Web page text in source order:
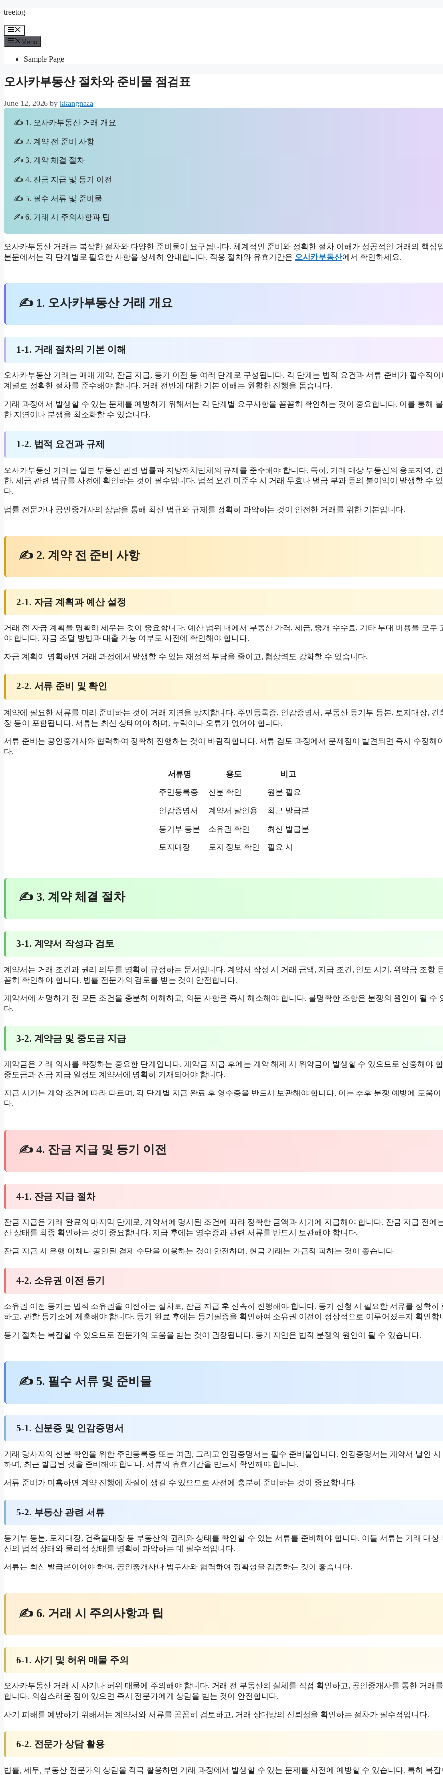
Skip
content
treetog
Menu
Menu
Sample Page
오사카부동산 절차와 준비물 점검표
June 12, 2026 by kkangnaaa
✍ 1. 오사카부동산 거래 개요
✍ 2. 계약 전 준비 사항
✍ 3. 계약 체결 절차
✍ 4. 잔금 지급 및 등기 이전
✍ 5. 필수 서류 및 준비물
✍ 6. 거래 시 주의사항과 팁
오사카부동산 거래는 복잡한 절차와 다양한 준비물이 요구됩니다. 체계적인 준비와 정확한 절차 이해가 성공적인 거래의 핵심
본문에서는 각 단계별로 필요한 사항을 상세히 안내합니다. 적용 절차와 유효기간은 오사카부동산에서 확인하세요.
✍ 1. 오사카부동산 거래 개요
1-1. 거래 절차의 기본 이해
오사카부동산 거래는 매매 계약, 잔금 지급, 등기 이전 등 여러 단계로 구성됩니다. 각 단계는 법적 요건과 서류 준비가 필수적이
계별로 정확한 절차를 준수해야 합니다. 거래 전반에 대한 기본 이해는 원활한 진행을 돕습니다.
거래 과정에서 발생할 수 있는 문제를 예방하기 위해서는 각 단계별 요구사항을 꼼꼼히 확인하는 것이 중요합니다. 이를 통해
한 지연이나 분쟁을 최소화할 수 있습니다.
1-2. 법적 요건과 규제
오사카부동산 거래는 일본 부동산 관련 법률과 지방자치단체의 규제를 준수해야 합니다. 특히, 거래 대상 부동산의 용도지역, 건
한, 세금 관련 법규를 사전에 확인하는 것이 필수입니다. 법적 요건 미준수 시 거래 무효나 벌금 부과 등의 불이익이 발생할 수 있
다.
법률 전문가나 공인중개사의 상담을 통해 최신 법규와 규제를 정확히 파악하는 것이 안전한 거래를 위한 기본입니다.
✍ 2. 계약 전 준비 사항
2-1. 자금 계획과 예산 설정
거래 전 자금 계획을 명확히 세우는 것이 중요합니다. 예산 범위 내에서 부동산 가격, 세금, 중개 수수료, 기타 부대 비용을 모두
야 합니다. 자금 조달 방법과 대출 가능 여부도 사전에 확인해야 합니다.
자금 계획이 명확하면 거래 과정에서 발생할 수 있는 재정적 부담을 줄이고, 협상력도 강화할 수 있습니다.
2-2. 서류 준비 및 확인
계약에 필요한 서류를 미리 준비하는 것이 거래 지연을 방지합니다. 주민등록증, 인감증명서, 부동산 등기부 등본, 토지대장, 건
장 등이 포함됩니다. 서류는 최신 상태여야 하며, 누락이나 오류가 없어야 합니다.
서류 준비는 공인중개사와 협력하여 정확히 진행하는 것이 바람직합니다. 서류 검토 과정에서 문제점이 발견되면 즉시 수정해
다.
서류명 용도 비고
주민등록증 신분 확인 원본 필요
인감증명서 계약서 날인용 최근 발급본
등기부 등본 소유권 확인 최신 발급본
토지대장 토지 정보 확인 필요 시
✍ 3. 계약 체결 절차
3-1. 계약서 작성과 검토
계약서는 거래 조건과 권리 의무를 명확히 규정하는 문서입니다. 계약서 작성 시 거래 금액, 지급 조건, 인도 시기, 위약금 조항
꼼히 확인해야 합니다. 법률 전문가의 검토를 받는 것이 안전합니다.
계약서에 서명하기 전 모든 조건을 충분히 이해하고, 의문 사항은 즉시 해소해야 합니다. 불명확한 조항은 분쟁의 원인이 될 수
다.
3-2. 계약금 및 중도금 지급
계약금은 거래 의사를 확정하는 중요한 단계입니다. 계약금 지급 후에는 계약 해제 시 위약금이 발생할 수 있으므로 신중해야
중도금과 잔금 지급 일정도 계약서에 명확히 기재되어야 합니다.
지급 시기는 계약 조건에 따라 다르며, 각 단계별 지급 완료 후 영수증을 반드시 보관해야 합니다. 이는 추후 분쟁 예방에 도움이
다.
✍ 4. 잔금 지급 및 등기 이전
4-1. 잔금 지급 절차
잔금 지급은 거래 완료의 마지막 단계로, 계약서에 명시된 조건에 따라 정확한 금액과 시기에 지급해야 합니다. 잔금 지급 전에
산 상태를 최종 확인하는 것이 중요합니다. 지급 후에는 영수증과 관련 서류를 반드시 보관해야 합니다.
잔금 지급 시 은행 이체나 공인된 결제 수단을 이용하는 것이 안전하며, 현금 거래는 가급적 피하는 것이 좋습니다.
4-2. 소유권 이전 등기
소유권 이전 등기는 법적 소유권을 이전하는 절차로, 잔금 지급 후 신속히 진행해야 합니다. 등기 신청 시 필요한 서류를 정확히
하고, 관할 등기소에 제출해야 합니다. 등기 완료 후에는 등기필증을 확인하여 소유권 이전이 정상적으로 이루어졌는지 확인합
등기 절차는 복잡할 수 있으므로 전문가의 도움을 받는 것이 권장됩니다. 등기 지연은 법적 분쟁의 원인이 될 수 있습니다.
✍ 5. 필수 서류 및 준비물
5-1. 신분증 및 인감증명서
거래 당사자의 신분 확인을 위한 주민등록증 또는 여권, 그리고 인감증명서는 필수 준비물입니다. 인감증명서는 계약서 날인 시
하며, 최근 발급된 것을 준비해야 합니다. 서류의 유효기간을 반드시 확인해야 합니다.
서류 준비가 미흡하면 계약 진행에 차질이 생길 수 있으므로 사전에 충분히 준비하는 것이 중요합니다.
5-2. 부동산 관련 서류
등기부 등본, 토지대장, 건축물대장 등 부동산의 권리와 상태를 확인할 수 있는 서류를 준비해야 합니다. 이들 서류는 거래 대상
산의 법적 상태와 물리적 상태를 명확히 파악하는 데 필수적입니다.
서류는 최신 발급본이어야 하며, 공인중개사나 법무사와 협력하여 정확성을 검증하는 것이 좋습니다.
✍ 6. 거래 시 주의사항과 팁
6-1. 사기 및 허위 매물 주의
오사카부동산 거래 시 사기나 허위 매물에 주의해야 합니다. 거래 전 부동산의 실체를 직접 확인하고, 공인중개사를 통한 거래
합니다. 의심스러운 점이 있으면 즉시 전문가에게 상담을 받는 것이 안전합니다.
사기 피해를 예방하기 위해서는 계약서와 서류를 꼼꼼히 검토하고, 거래 상대방의 신뢰성을 확인하는 절차가 필수적입니다.
6-2. 전문가 상담 활용
법률, 세무, 부동산 전문가의 상담을 적극 활용하면 거래 과정에서 발생할 수 있는 문제를 사전에 예방할 수 있습니다. 특히 복잡